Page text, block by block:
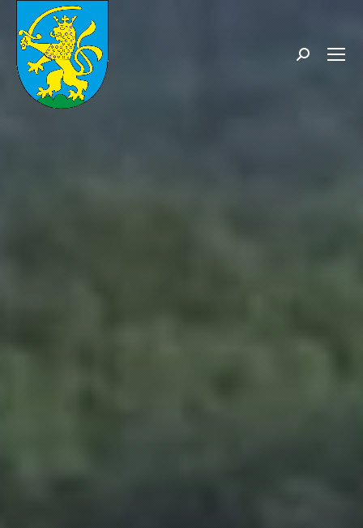
Search: